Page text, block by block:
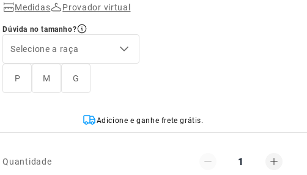
Medidas Provador virtual
Dúvida no tamanho?
Selecione a raça
P M G
Adicione e ganhe frete grátis.
Quantidade 1